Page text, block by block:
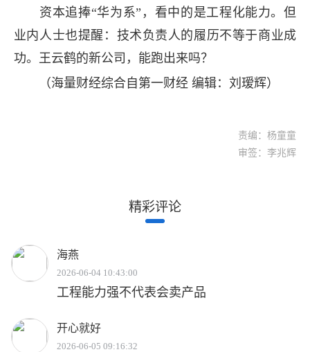
资本追捧“华为系”，看中的是工程化能力。但
业内人士也提醒：技术负责人的履历不等于商业成
功。王云鹤的新公司，能跑出来吗？
（海量财经综合自第一财经 编辑：刘瑷辉）
责编：杨童童
审签：李兆辉
精彩评论
海燕
2026-06-04 10:43:00
工程能力强不代表会卖产品
开心就好
2026-06-05 09:16:32